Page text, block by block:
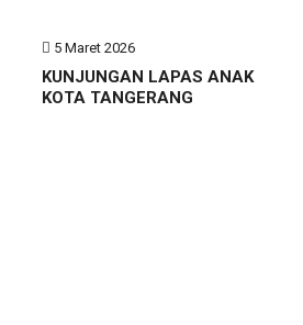
5 Maret 2026
KUNJUNGAN LAPAS ANAK
KOTA TANGERANG